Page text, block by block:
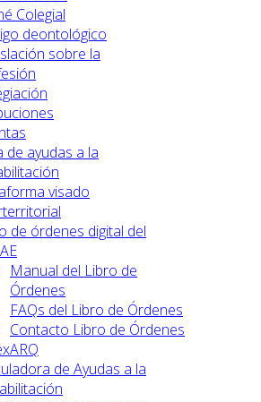
Colegial
deontológico
sobre la
de ayudas a la
visado
de órdenes digital del
Manual del Libro de
Órdenes
FAQs del Libro de Órdenes
Contacto Libro de Órdenes
de Ayudas a la